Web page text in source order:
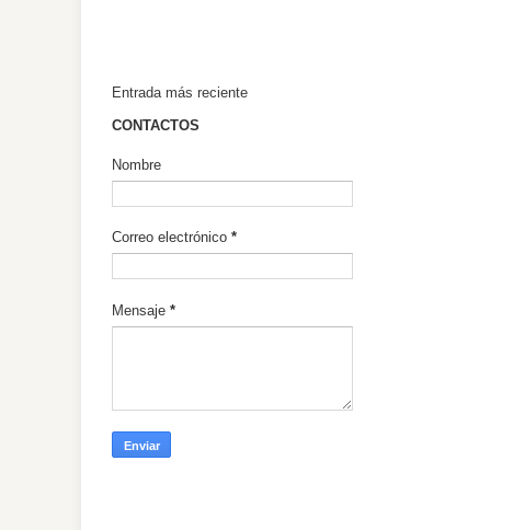
Entrada más reciente
CONTACTOS
Nombre
Correo electrónico *
Mensaje *